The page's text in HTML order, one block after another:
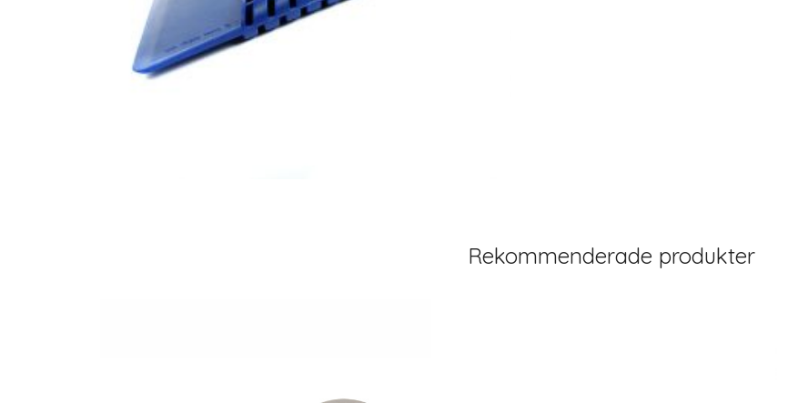
Rekommenderade produkter